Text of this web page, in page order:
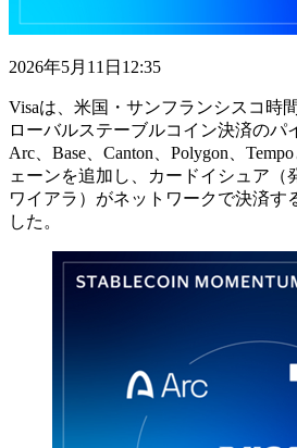
2026年5月11日12:35
Visaは、米国・サンフランシスコ時
ローバルステーブルコイン決済のパ
Arc、Base、Canton、Polygon、
ェーンを追加し、カードイシュア（
ワイアラ）がネットワークで決済す
した。